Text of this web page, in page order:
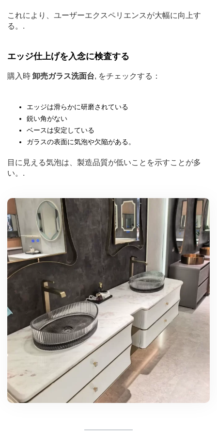
これにより、ユーザーエクスペリエンスが大幅に向上す
る。.
エッジ仕上げを入念に検査する
購入時 卸売ガラス洗面台, をチェックする：
エッジは滑らかに研磨されている
鋭い角がない
ベースは安定している
ガラスの表面に気泡や欠陥がある。
目に見える気泡は、製造品質が低いことを示すことが多
い。.